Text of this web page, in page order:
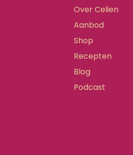
Over Celien
Aanbod
Shop
Recepten
Blog
Podcast